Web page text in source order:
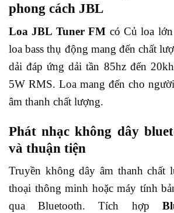
phong cách JBL
Loa JBL Tuner FM có Củ loa
loa bass thụ động mang đến chất
dải đáp ứng dải tần 85hz đến
5W RMS. Loa mang đến cho
âm thanh chất lượng.
Phát nhạc không dây
và thuận tiện
Truyền không dây âm thanh chất
thoại thông minh hoặc máy tính
qua Bluetooth. Tích hợp